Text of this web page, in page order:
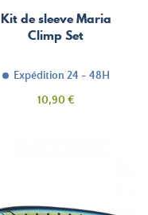
Kit de sleeve Maria
Climp Set
Expédition 24 - 48H
Prix
10,90 €